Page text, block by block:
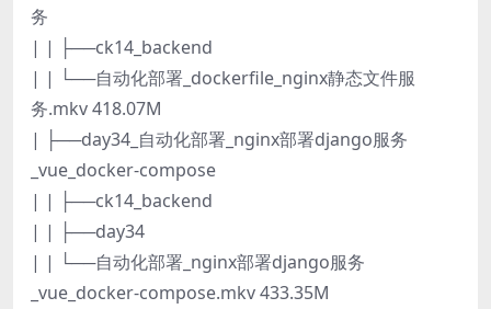
务
| | ├──ck14_backend
| | └──自动化部署_dockerfile_nginx静态文件服
务.mkv 418.07M
| ├──day34_自动化部署_nginx部署django服务
_vue_docker-compose
| | ├──ck14_backend
| | ├──day34
| | └──自动化部署_nginx部署django服务
_vue_docker-compose.mkv 433.35M